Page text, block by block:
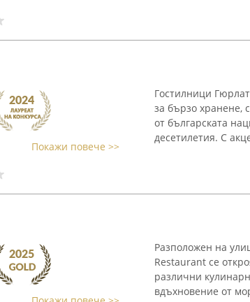
Покажи повече >>
Гостилници
за бързо хранене,
от българската
десетилетия. С
Разположен на
Restaurant се
различни
вдъхновение от